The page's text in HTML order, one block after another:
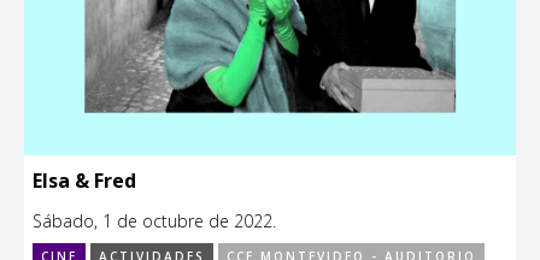
Elsa & Fred
Sábado, 1 de octubre de 2022.
CINE ACTIVIDADES CCE MONTEVIDEO - AUDITORIO